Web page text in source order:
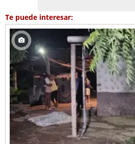
Te puede interesar: